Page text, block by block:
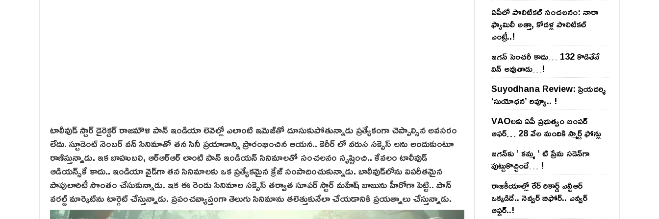
టాలీవుడ్ స్టార్ డైరెక్టర్ రాజమౌళి పాన్ ఇండియా లెవెల్లో ఎలాంటి ఇమెజ్‌తో దూసుకుపోతున్నాడు ప్రత్యేకంగా చెప్పాల్సిన అవసరం
లేదు. స్టూడెంట్ నెంబర్ వన్ సినిమాతో తన సినీ ప్రయాణాన్ని ప్రారంభించిన ఆయన.. కెరీర్ లో వరుస సక్సెస్ లను అందుకుంటూ
రాణిస్తున్నాడు. ఇక బాహుబలి, ఆర్‌ఆర్ఆర్ లాంటి పాన్ ఇండియన్ సినిమాలతో సంచలనం సృష్టించి.. కేవలం టాలీవుడ్
ఆడియన్స్‌కే కాదు.. ఇండియా వైడ్‌గా తన సినిమాలకు ఒక ప్రత్యేకమైన క్రేజ్‌ సంపాదించుకున్నాడు. బాలీవుడ్‌లోను విపరీతమైన
పాపులారిటీ సొంతం చేసుకున్నాడు. ఇక ఈ రెండు సినిమాల సక్సెస్ తర్వాత సూపర్ స్టార్ మహేష్ బాబును హీరోగా పెట్టి.. పాన్
వరల్డ్ మార్కెట్‌ను టార్గెట్ చేస్తున్నాడు. ప్రపంచవ్యాప్తంగా తెలుగు సినిమాను తలెత్తుకునేలా చేయడానికి ప్రయత్నాలు చేస్తున్నాడు.
ఏపీలో పొలిటిక‌ల్ సంచ‌ల‌నం: నారా
ఫ్యామిలీ అత్తా, కోడ‌ళ్ల పొలిటికల్
ఎంట్రీ..!
జ‌గ‌న్ సెంచ‌రీ కాదు… 132 కొడితేనే
విన్ అవుతాడు…!
Suyodhana Review: ప్రియదర్శి
‘సుయోధన’ రివ్యూ.. !
VAOల‌కు ఏపీ ప్ర‌భుత్వం బంప‌ర్
ఆఫ‌ర్‌… 28 వేల మందికి స్మార్ట్ ఫోన్లు
జ‌గ‌న్‌కు ‘ క‌మ్మ ‘ టి ప్రేమ స‌డెన్‌గా
పుట్టుకొచ్చిందే… !
రాజ‌కీయాల్లో రేర్ రికార్డ్ ఎన్టీఆర్
ఒక్క‌డిదే.. నెవ్వ‌ర్ బిఫోర్‌.. ఎవ్వ‌ర్
ఆఫ్ట‌ర్‌..!